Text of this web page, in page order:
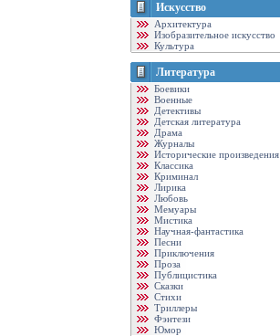
Искусство
Архитектура
Изобразительное искусство
Культура
Литература
Боевики
Военные
Детективы
Детская литература
Драма
Журналы
Исторические произведения
Классика
Криминал
Лирика
Любовь
Мемуары
Мистика
Научная-фантастика
Песни
Приключения
Проза
Публицистика
Сказки
Стихи
Триллеры
Фэнтези
Юмор